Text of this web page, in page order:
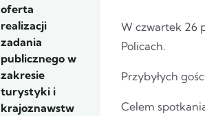
W czwartek 26
Policach.
Przybyłych
Celem
oferta
realizacji
zadania
publicznego w
zakresie
turystyki i
krajoznawstw